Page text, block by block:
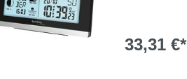
33,31 €*